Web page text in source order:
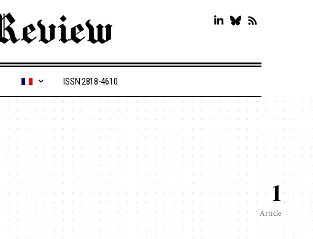
ISSN 2818-4610
1
Article